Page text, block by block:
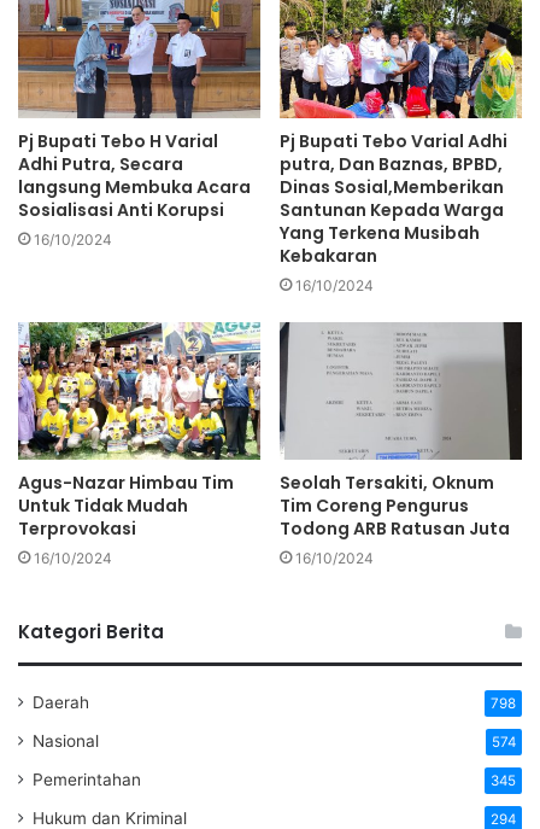
Pj Bupati Tebo H Varial
Adhi Putra, Secara
langsung Membuka Acara
Sosialisasi Anti Korupsi
16/10/2024
Pj Bupati Tebo Varial Adhi
putra, Dan Baznas, BPBD,
Dinas Sosial,Memberikan
Santunan Kepada Warga
Yang Terkena Musibah
Kebakaran
16/10/2024
Agus-Nazar Himbau Tim
Untuk Tidak Mudah
Terprovokasi
16/10/2024
Seolah Tersakiti, Oknum
Tim Coreng Pengurus
Todong ARB Ratusan Juta
16/10/2024
Kategori Berita
Daerah 798
Nasional 574
Pemerintahan 345
Hukum dan Kriminal 294